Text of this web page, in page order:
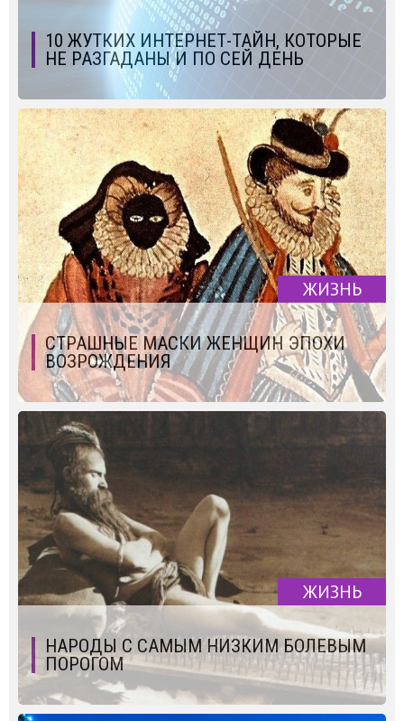
10 ЖУТКИХ ИНТЕРНЕТ-ТАЙН, КОТОРЫЕ
НЕ РАЗГАДАНЫ И ПО СЕЙ ДЕНЬ
ЖИЗНЬ
СТРАШНЫЕ МАСКИ ЖЕНЩИН ЭПОХИ
ВОЗРОЖДЕНИЯ
ЖИЗНЬ
НАРОДЫ С САМЫМ НИЗКИМ БОЛЕВЫМ
ПОРОГОМ